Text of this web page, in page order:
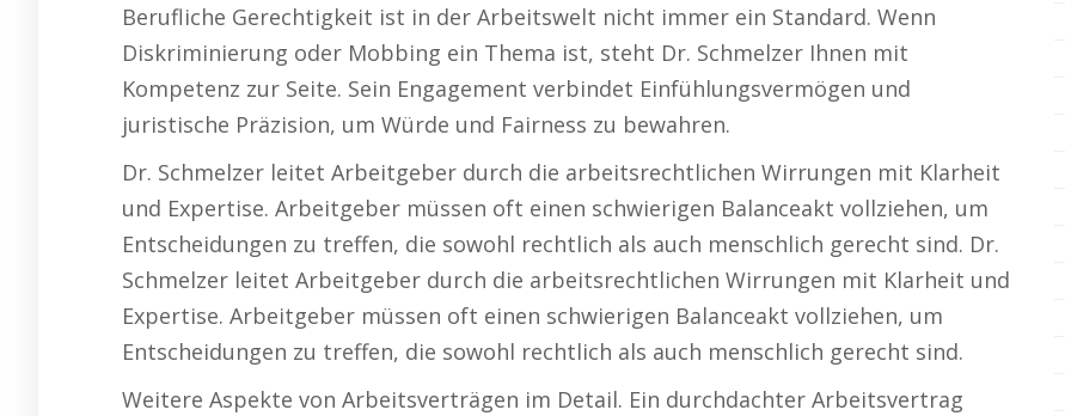
Berufliche Gerechtigkeit ist in der Arbeitswelt nicht immer ein Standard. Wenn
Diskriminierung oder Mobbing ein Thema ist, steht Dr. Schmelzer Ihnen mit
Kompetenz zur Seite. Sein Engagement verbindet Einfühlungsvermögen und
juristische Präzision, um Würde und Fairness zu bewahren.
Dr. Schmelzer leitet Arbeitgeber durch die arbeitsrechtlichen Wirrungen mit Klarheit
und Expertise. Arbeitgeber müssen oft einen schwierigen Balanceakt vollziehen, um
Entscheidungen zu treffen, die sowohl rechtlich als auch menschlich gerecht sind. Dr.
Schmelzer leitet Arbeitgeber durch die arbeitsrechtlichen Wirrungen mit Klarheit und
Expertise. Arbeitgeber müssen oft einen schwierigen Balanceakt vollziehen, um
Entscheidungen zu treffen, die sowohl rechtlich als auch menschlich gerecht sind.
Weitere Aspekte von Arbeitsverträgen im Detail. Ein durchdachter Arbeitsvertrag